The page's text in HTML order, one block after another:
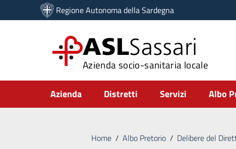
Vai ai contenuti
Vai al menu di navigazione
Regione Autonoma della Sardegna
ASLSassari
Azienda socio-sanitaria locale
Submenu
Azienda Distretti Servizi Albo
Home / Albo Pretorio / Delibere del